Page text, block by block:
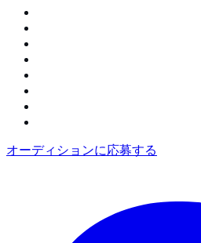
オーディションに応募する